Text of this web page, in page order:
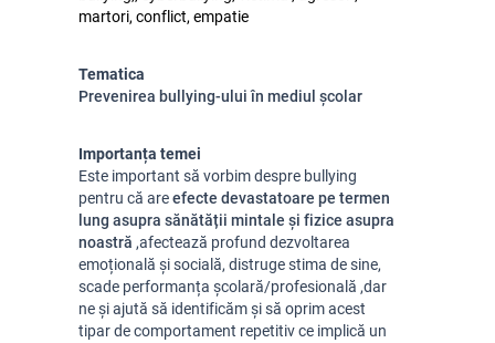
martori, conflict, empatie
Tematica
Prevenirea bullying-ului în mediul școlar
Importanța temei
Este important să vorbim despre bullying
pentru că areefecte devastatoare pe termen
lung asupra sănătății mintale și fizice asupra
noastră ,afectează profund dezvoltarea
emoțională și socială, distruge stima de sine,
scade performanța școlară/profesională ,dar
neși ajută să identificăm și să oprim acest
tipar de comportament repetitiv ce implică un